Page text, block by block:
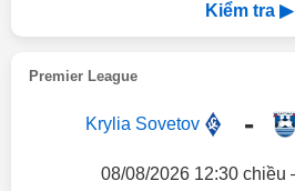
Kiểm tra ▶
Premier League
Krylia Sovetov -
08/08/2026 12:30 chiều